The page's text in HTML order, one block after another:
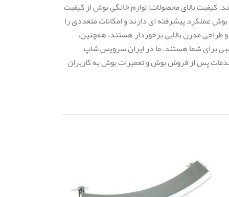
کیفیت بالای محصولات: لوازم خانگی بوش از کیفیت
عملکرد پیشرفته ای دارند و امکانات متعددی را
طراحی مدرن بالایی برخوردار هستند. همچنین،
برای شما هستند. ما در ایران سرویس شاپ
پس از فروش بوش و تعمیرات بوش به کاربران